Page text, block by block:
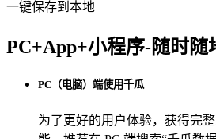
一键保存到本地
PC+App+小程序-随时随
PC（电脑）端使用千瓜
为了更好的用户体验，获得完